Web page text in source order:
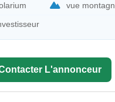
vue
L'annonceur